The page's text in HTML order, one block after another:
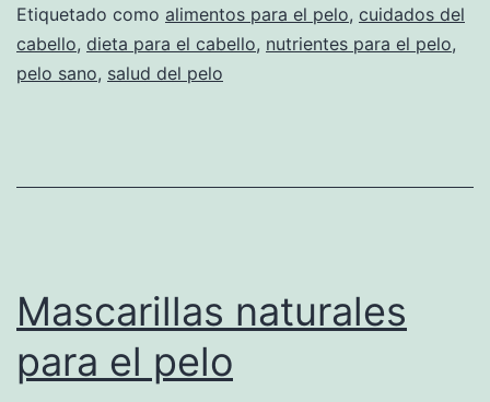
Etiquetado como alimentos para el pelo, cuidados del
cabello, dieta para el cabello, nutrientes para el pelo,
pelo sano, salud del pelo
Mascarillas naturales
para el pelo